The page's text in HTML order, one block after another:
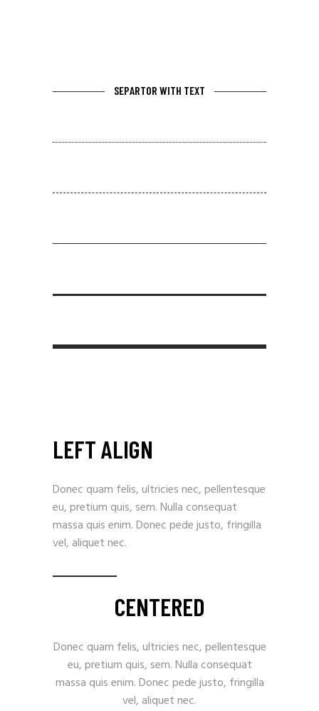
SEPARTOR WITH TEXT
LEFT ALIGN
Donec quam felis, ultricies nec, pellentesque
eu, pretium quis, sem. Nulla consequat
massa quis enim. Donec pede justo, fringilla
vel, aliquet nec.
CENTERED
Donec quam felis, ultricies nec, pellentesque
eu, pretium quis, sem. Nulla consequat
massa quis enim. Donec pede justo, fringilla
vel, aliquet nec.